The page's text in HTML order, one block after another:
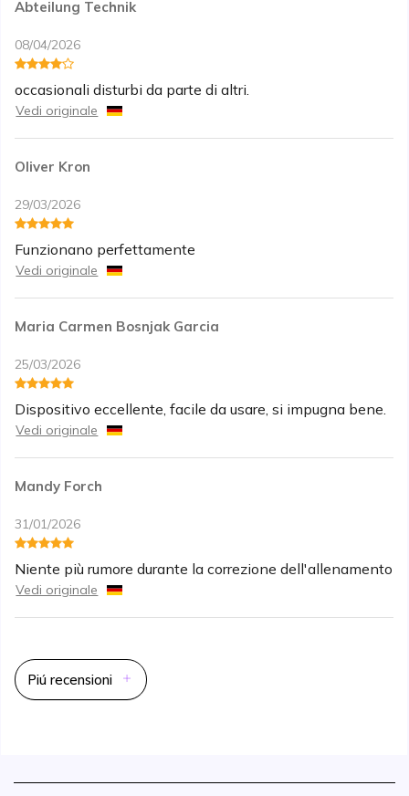
Abteilung Technik
08/04/2026
occasionali disturbi da parte di altri.
Vedi originale
Oliver Kron
29/03/2026
Funzionano perfettamente
Vedi originale
Maria Carmen Bosnjak Garcia
25/03/2026
Dispositivo eccellente, facile da usare, si impugna bene.
Vedi originale
Mandy Forch
31/01/2026
Niente più rumore durante la correzione dell'allenamento
Vedi originale
Piú recensioni